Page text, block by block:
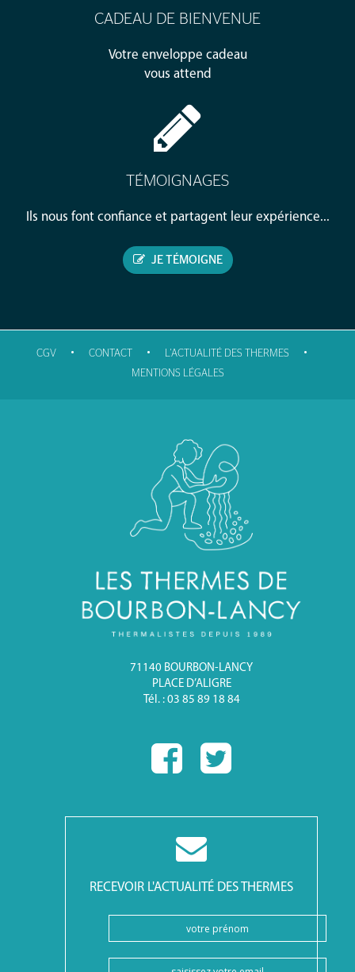
CADEAU DE BIENVENUE
Votre enveloppe cadeau
vous attend
TÉMOIGNAGES
Ils nous font confiance et partagent leur expérience...
JE TÉMOIGNE
CGV • CONTACT • L'ACTUALITÉ DES THERMES •
MENTIONS LÉGALES
71140 BOURBON-LANCY
PLACE D’ALIGRE
Tél. : 03 85 89 18 84
RECEVOIR L'ACTUALITÉ DES THERMES